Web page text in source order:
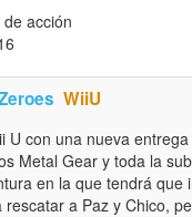
acción
WiiU
U con una nueva
Metal Gear y toda la
en la que tendrá
a Paz y Chico,